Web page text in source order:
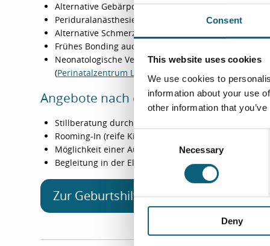
Consent
This website uses cookies
We use cookies to
information about your use
other information that
C
o
n
s
e
Necessary
Deny
Alternative Gebärpositionen (Hocker, Stuhl)
Periduralanästhesie zur Schmerzausschaltung bei
Alternative Schmerztherapien (Lachgastherapie,
Frühes Bonding auch bei Kaiserschnitt
Neonatologische Versorgung von Frühgeborenen
(Perinatalzentrum Level I)
Angebote nach der Geburt
Stillberatung durch zertifizierte Beraterinnen
Rooming-In (reife Kinder)
Möglichkeit einer Aufnahme mit dem
Begleitung in der Elternschule bei Problemen nach
Zur Geburtshilfe